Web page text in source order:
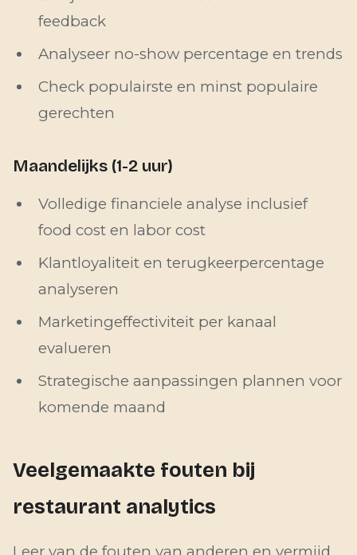
feedback
Analyseer no-show percentage en trends
Check populairste en minst populaire
gerechten
Maandelijks (1-2 uur)
Volledige financiele analyse inclusief
food cost en labor cost
Klantloyaliteit en terugkeerpercentage
analyseren
Marketingeffectiviteit per kanaal
evalueren
Strategische aanpassingen plannen voor
komende maand
Veelgemaakte fouten bij
restaurant analytics
Leer van de fouten van anderen en vermijd